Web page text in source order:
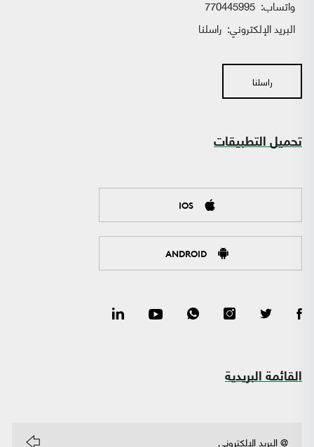
واتساب:
البريد الإلكتروني: راسلنا
راسلنا
تحميل التطبيقات
IOS
ANDROID
القائمة البريدية